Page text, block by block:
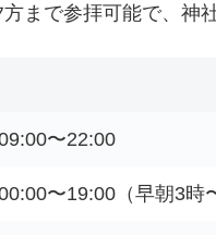
まで参拝可能で、神
〜22:00
〜19:00（早朝3時